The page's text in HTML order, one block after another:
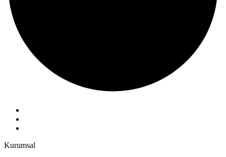
Kurumsal